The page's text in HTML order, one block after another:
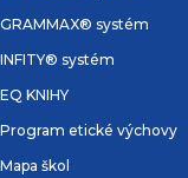
GRAMMAX® systém
INFITY® systém
EQ KNIHY
Program etické výchovy
Mapa škol